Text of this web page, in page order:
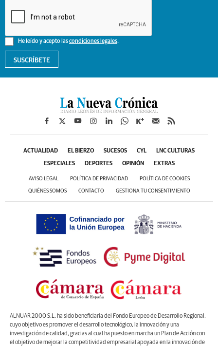
He leído y acepto lascondiciones legales.
SUSCRÍBETE
ACTUALIDAD EL BIERZO SUCESOS CYL LNC CULTURAS
ESPECIALES DEPORTES OPINIÓN EXTRAS
AVISO LEGAL POLÍTICA DE PRIVACIDAD POLÍTICA DE COOKIES
QUIÉNES SOMOS CONTACTO GESTIONA TU CONSENTIMIENTO
ALNUAR 2000 S.L. ha sido beneficiaria del Fondo Europeo de Desarrollo Regional,
cuyo objetivo es promover el desarrollo tecnológico, la innovación y una
investigación de calidad, gracias al cual ha puesto en marcha un Plan de Acción con
el objetivo de mejorar la competitividad empresarial apoyada en la innovación de